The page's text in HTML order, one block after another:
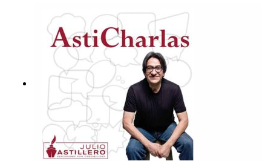
nombre de Julio Hernández López:
1539408017CLABE: 012 320 01539408017
2Tienda:https://julioastillerotienda.com/